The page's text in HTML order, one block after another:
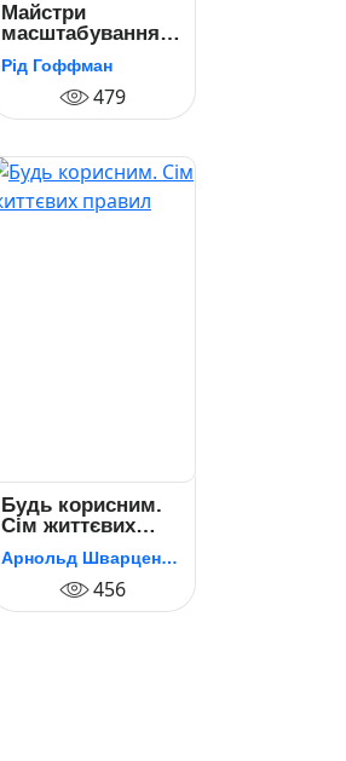
Майстри
масштабування.
Неочевидні
істини від
найуспішніших
підприємців світу
Рід Гоффман
479
Будь корисним.
Сім життєвих
правил
Арнольд Шварценеґґер
456